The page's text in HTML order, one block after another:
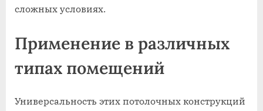
сложных условиях.
Применение в различных
типах помещений
Универсальность этих потолочных конструкций